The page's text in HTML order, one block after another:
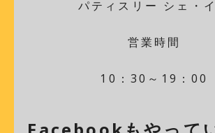
パティスリー シェ・
営業時間
10：30～19：00